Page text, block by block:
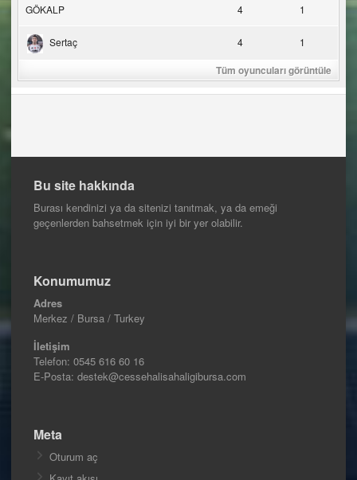
GÖKALP 4 1
Sertaç 4 1
Tüm oyuncuları görüntüle
Bu site hakkında
Burası kendinizi ya da sitenizi tanıtmak, ya da emeği
geçenlerden bahsetmek için iyi bir yer olabilir.
Konumumuz
Adres
Merkez / Bursa / Turkey
İletişim
Telefon: 0545 616 60 16
E-Posta: destek@cessehalisahaligibursa.com
Meta
Oturum aç